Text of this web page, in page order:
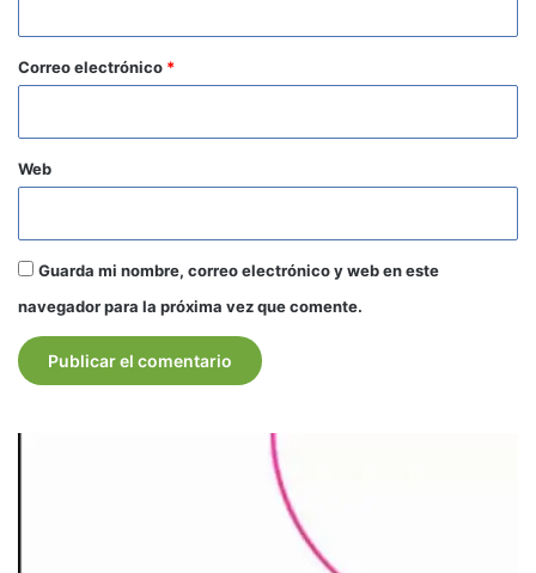
o
*
Correo electrónico *
Web
Guarda mi nombre, correo electrónico y web en este
navegador para la próxima vez que comente.